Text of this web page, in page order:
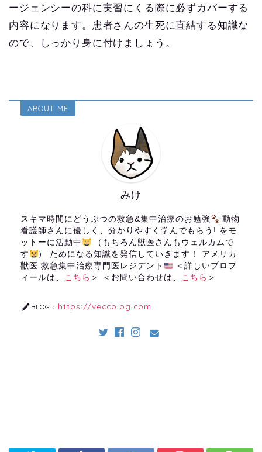
ージェンシーの科に実習にくる際に必ずカバーする
内容になります。患者さんの生死に直結する知識な
ので、しっかり身に付けましょう。
ABOUT ME
みけ
スキマ時間にどうぶつの救急&集中治療のお勉強
動物
看護師さんに優しく、分かりやすく学んでもらう! をモ
ットーに活動中
（もちろん獣医さんもウェルカムで
す
） ためになる知識を発信していきます！ アメリカ
獣医 救急集中治療専門医レジデント
＜詳しいプロフ
ィールは、 こちら ＞ ＜お問い合わせは、 こちら ＞
BLOG： https://veccblog.com